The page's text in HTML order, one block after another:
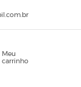
Meu
carrinho